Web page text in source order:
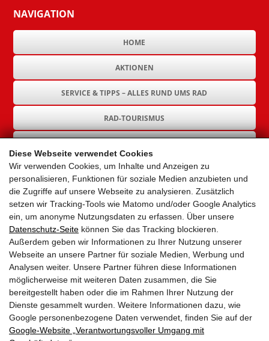
Diese Webseite verwendet Cookies
Wir verwenden Cookies, um Inhalte und Anzeigen zu
personalisieren, Funktionen für soziale Medien anzubieten und
die Zugriffe auf unsere Webseite zu analysieren. Zusätzlich
setzen wir Tracking-Tools wie Matomo und/oder Google Analytics
ein, um anonyme Nutzungsdaten zu erfassen. Über unsere
Datenschutz-Seite können Sie das Tracking blockieren.
Außerdem geben wir Informationen zu Ihrer Nutzung unserer
Webseite an unsere Partner für soziale Medien, Werbung und
Analysen weiter. Unsere Partner führen diese Informationen
möglicherweise mit weiteren Daten zusammen, die Sie
bereitgestellt haben oder die im Rahmen Ihrer Nutzung der
Dienste gesammelt wurden. Weitere Informationen dazu, wie
Google personenbezogene Daten verwendet, finden Sie auf der
Google‑Website „Verantwortungsvoller Umgang mit
NAVIGATION
HOME
AKTIONEN
SERVICE & TIPPS – ALLES RUND UMS RAD
RAD-TOURISMUS
GEMEINDEN
AKTUELLES
PARTNER
LINKS
SITEMAP
IMPRESSUM & DATENSCHUTZ